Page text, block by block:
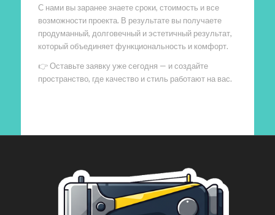
С нами вы заранее знаете сроки, стоимость и все
возможности проекта. В результате вы получаете
продуманный, долговечный и эстетичный результат,
который объединяет функциональность и комфорт.
👉 Оставьте заявку уже сегодня — и создайте
пространство, где качество и стиль работают на вас.